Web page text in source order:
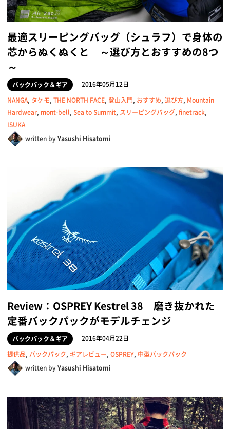
最適スリーピングバッグ（シュラフ）で身体の
芯からぬくぬくと ～選び方とおすすめの8つ
～
バックパック＆ギア
2016年05月12日
NANGA, タケモ, THE NORTH FACE, 登山入門, おすすめ, 選び方, Mountain
Hardwear, mont-bell, Sea to Summit, スリーピングバッグ, finetrack,
ISUKA
written byYasushi Hisatomi
Review：OSPREY Kestrel 38 磨き抜かれた
定番バックパックがモデルチェンジ
バックパック＆ギア
2016年04月22日
提供品, バックパック, ギアレビュー, OSPREY, 中型バックパック
written byYasushi Hisatomi